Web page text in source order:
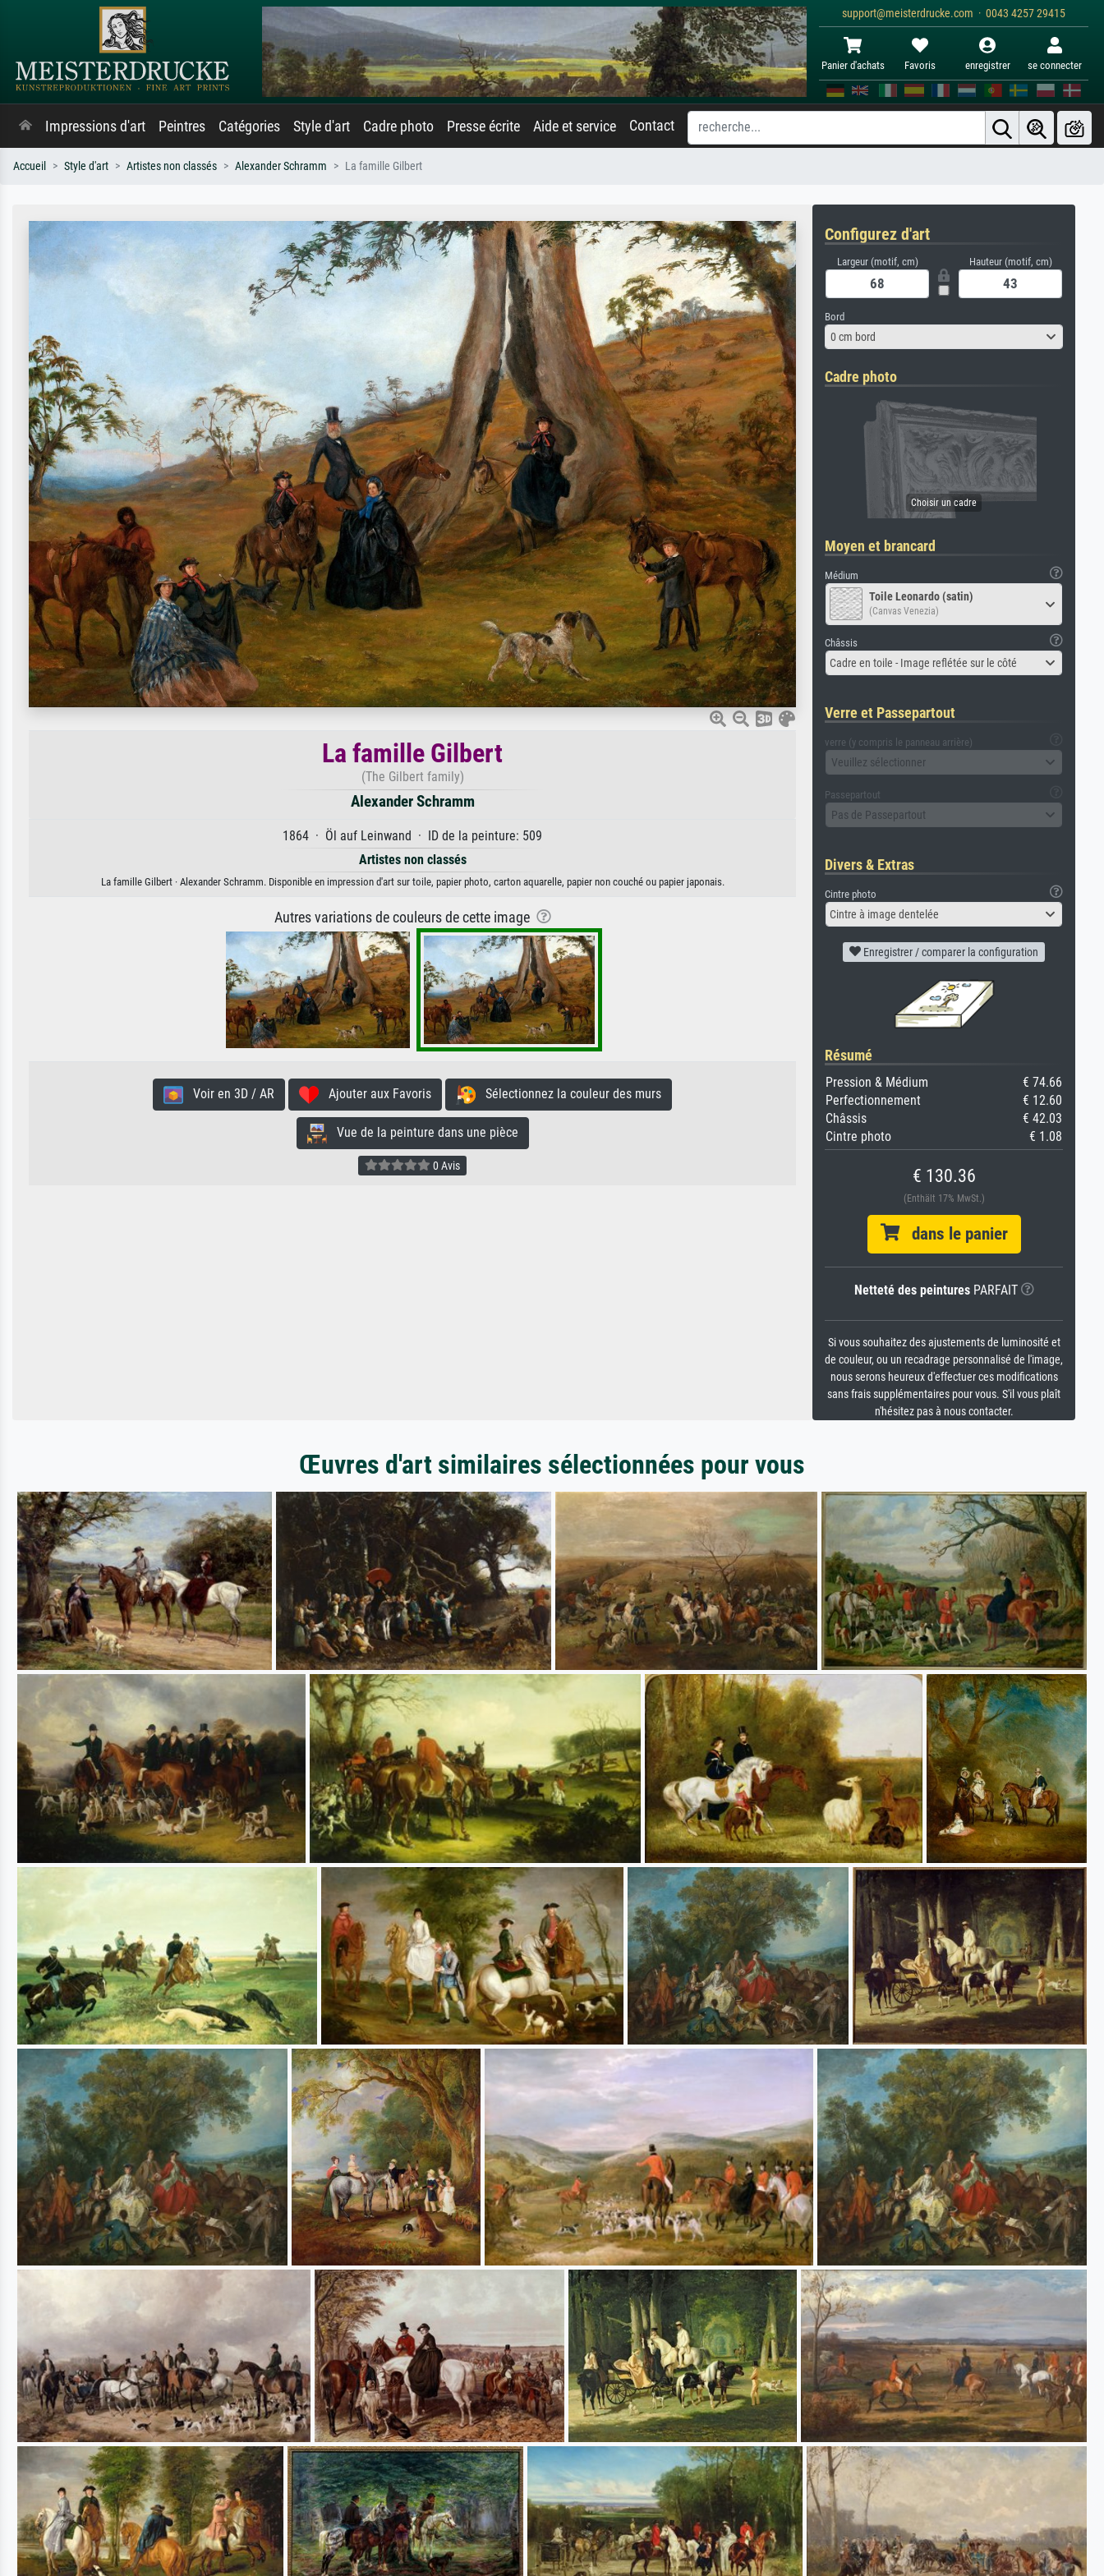
support@meisterdrucke.com · 0043 4257 29415
Panier d'achats Favoris enregistrer se connecter
Impressions d'art Peintres Catégories Style d'art Cadre photo Presse écrite Aide et service Contact
Accueil Style d'art Artistes non classés Alexander Schramm La famille Gilbert
La famille Gilbert
(The Gilbert family)
Alexander Schramm
1864 · Öl auf Leinwand · ID de la peinture: 509
Artistes non classés
La famille Gilbert · Alexander Schramm. Disponible en impression d'art sur toile, papier photo, carton aquarelle, papier non couché ou papier japonais.
Autres variations de couleurs de cette image
Voir en 3D / AR Ajouter aux Favoris Sélectionnez la couleur des murs
Vue de la peinture dans une pièce
0 Avis
Configurez d'art
Largeur (motif, cm) Hauteur (motif, cm)
Bord
0 cm bord
Cadre photo
Moyen et brancard
Médium
Toile Leonardo (satin)
(Canvas Venezia)
Châssis
Cadre en toile - Image reflétée sur le côté
Verre et Passepartout
verre (y compris le panneau arrière)
Veuillez sélectionner
Passepartout
Pas de Passepartout
Divers & Extras
Cintre photo
Cintre à image dentelée
Enregistrer / comparer la configuration
Résumé
Pression & Médium
€ 74.66
Perfectionnement
€ 12.60
Châssis
€ 42.03
Cintre photo
€ 1.08
€ 130.36
(Enthält 17% MwSt.)
dans le panier
Netteté des peinturesPARFAIT
Si vous souhaitez des ajustements de luminosité et
de couleur, ou un recadrage personnalisé de l'image,
nous serons heureux d'effectuer ces modifications
sans frais supplémentaires pour vous. S'il vous plaît
n'hésitez pas à nous contacter.
Œuvres d'art similaires sélectionnées pour vous